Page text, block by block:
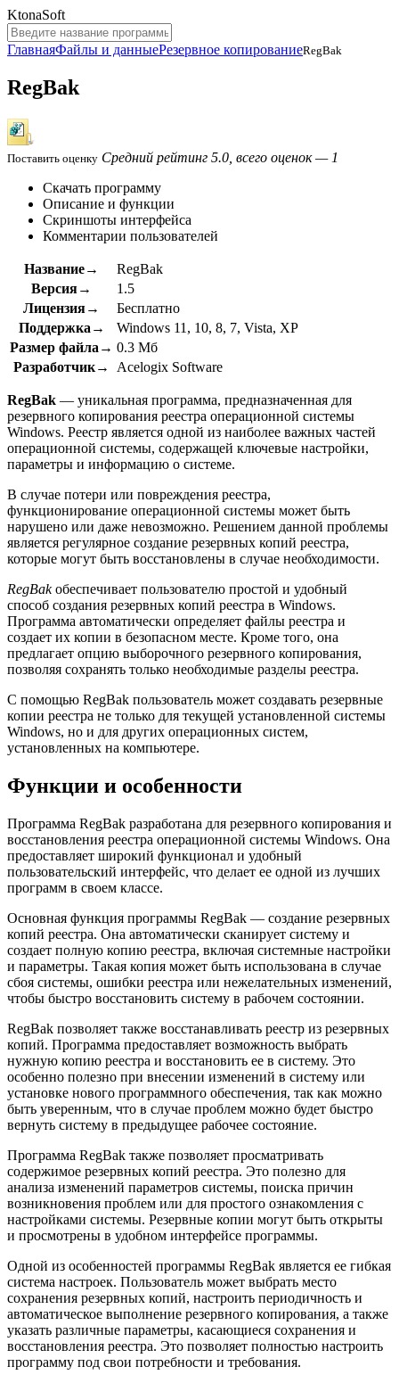
KtonaSoft
ГлавнаяФайлы и данныеРезервное копированиеRegBak
RegBak
Поставить оценку Средний рейтинг 5.0, всего оценок — 1
Скачать программу
Описание и функции
Скриншоты интерфейса
Комментарии пользователей
Название→
RegBak
Версия→
1.5
Лицензия→
Бесплатно
Поддержка→
Windows 11, 10, 8, 7, Vista, XP
Размер файла→ 0.3 Мб
Разработчик→
Acelogix Software
RegBak — уникальная программа, предназначенная для
резервного копирования реестра операционной системы
Windows. Реестр является одной из наиболее важных частей
операционной системы, содержащей ключевые настройки,
параметры и информацию о системе.
В случае потери или повреждения реестра,
функционирование операционной системы может быть
нарушено или даже невозможно. Решением данной проблемы
является регулярное создание резервных копий реестра,
которые могут быть восстановлены в случае необходимости.
RegBakобеспечивает пользователю простой и удобный
способ создания резервных копий реестра в Windows.
Программа автоматически определяет файлы реестра и
создает их копии в безопасном месте. Кроме того, она
предлагает опцию выборочного резервного копирования,
позволяя сохранять только необходимые разделы реестра.
С помощью RegBak пользователь может создавать резервные
копии реестра не только для текущей установленной системы
Windows, но и для других операционных систем,
установленных на компьютере.
Функции и особенности
Программа RegBak разработана для резервного копирования и
восстановления реестра операционной системы Windows. Она
предоставляет широкий функционал и удобный
пользовательский интерфейс, что делает ее одной из лучших
программ в своем классе.
Основная функция программы RegBak — создание резервных
копий реестра. Она автоматически сканирует систему и
создает полную копию реестра, включая системные настройки
и параметры. Такая копия может быть использована в случае
сбоя системы, ошибки реестра или нежелательных изменений,
чтобы быстро восстановить систему в рабочем состоянии.
RegBak позволяет также восстанавливать реестр из резервных
копий. Программа предоставляет возможность выбрать
нужную копию реестра и восстановить ее в систему. Это
особенно полезно при внесении изменений в систему или
установке нового программного обеспечения, так как можно
быть уверенным, что в случае проблем можно будет быстро
вернуть систему в предыдущее рабочее состояние.
Программа RegBak также позволяет просматривать
содержимое резервных копий реестра. Это полезно для
анализа изменений параметров системы, поиска причин
возникновения проблем или для простого ознакомления с
настройками системы. Резервные копии могут быть открыты
и просмотрены в удобном интерфейсе программы.
Одной из особенностей программы RegBak является ее гибкая
система настроек. Пользователь может выбрать место
сохранения резервных копий, настроить периодичность и
автоматическое выполнение резервного копирования, а также
указать различные параметры, касающиеся сохранения и
восстановления реестра. Это позволяет полностью настроить
программу под свои потребности и требования.